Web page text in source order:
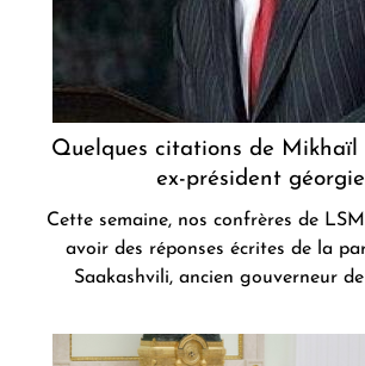
Quelques citations de Mikhaïl
ex-président
Cette semaine, nos confrères de
avoir des réponses écrites de la
Saakashvili, ancien gouverneur de